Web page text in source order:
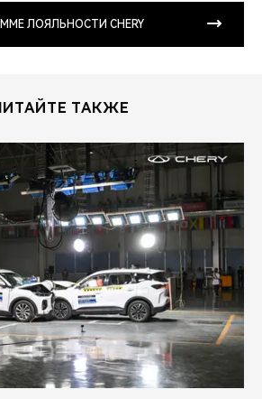
ЛОЯЛЬНОСТИ CHERY
ТАКЖЕ